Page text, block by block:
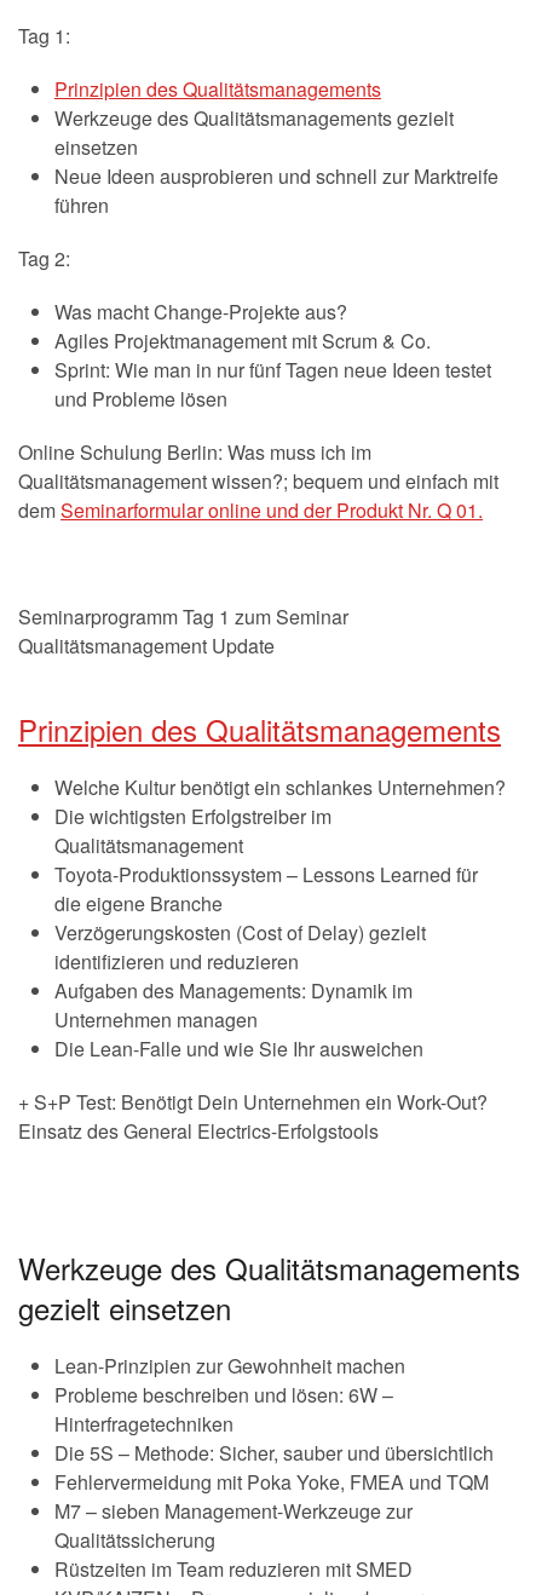
Tag 1:
Prinzipien des Qualitätsmanagements
Werkzeuge des Qualitätsmanagements gezielt
einsetzen
Neue Ideen ausprobieren und schnell zur Marktreife
führen
Tag 2:
Was macht Change-Projekte aus?
Agiles Projektmanagement mit Scrum & Co.
Sprint: Wie man in nur fünf Tagen neue Ideen testet
und Probleme lösen
Online Schulung Berlin: Was muss ich im
Qualitätsmanagement wissen?; bequem und einfach mit
demSeminarformular online und der Produkt Nr. Q 01.
Seminarprogramm Tag 1 zum Seminar
Qualitätsmanagement Update
Prinzipien des Qualitätsmanagements
Welche Kultur benötigt ein schlankes Unternehmen?
Die wichtigsten Erfolgstreiber im
Qualitätsmanagement
Toyota-Produktionssystem – Lessons Learned für
die eigene Branche
Verzögerungskosten (Cost of Delay) gezielt
identifizieren und reduzieren
Aufgaben des Managements: Dynamik im
Unternehmen managen
Die Lean-Falle und wie Sie Ihr ausweichen
+ S+P Test: Benötigt Dein Unternehmen ein Work-Out?
Einsatz des General Electrics-Erfolgstools
Werkzeuge des Qualitätsmanagements
gezielt einsetzen
Lean-Prinzipien zur Gewohnheit machen
Probleme beschreiben und lösen: 6W –
Hinterfragetechniken
Die 5S – Methode: Sicher, sauber und übersichtlich
Fehlervermeidung mit Poka Yoke, FMEA und TQM
M7 – sieben Management-Werkzeuge zur
Qualitätssicherung
Rüstzeiten im Team reduzieren mit SMED